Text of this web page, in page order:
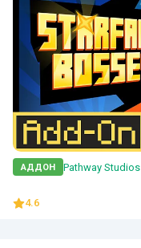
АДДОН Pathway Studios
4.6